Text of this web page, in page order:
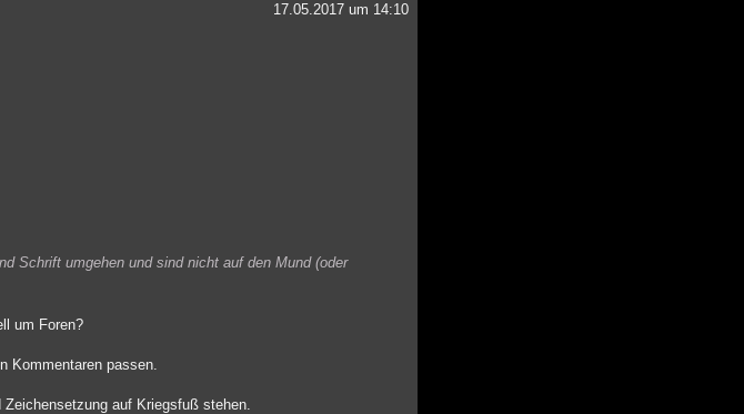
17.05.2017 um 14:10
Schrift umgehen und sind nicht auf den Mund (oder
um Foren?
Kommentaren passen.
auf Kriegsfuß stehen.